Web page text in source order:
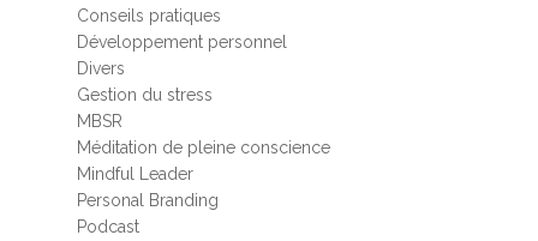
Conseils pratiques
Développement personnel
Divers
Gestion du stress
MBSR
Méditation de pleine conscience
Mindful Leader
Personal Branding
Podcast